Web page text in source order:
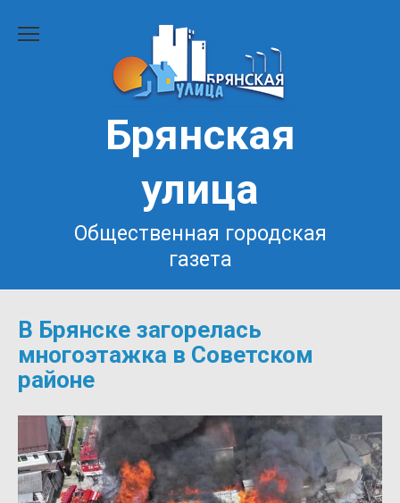
Брянская
улица
Общественная городская
газета
В Брянске загорелась
многоэтажка в Советском
районе